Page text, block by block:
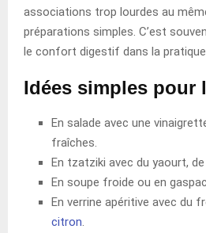
associations trop lourdes au
préparations simples. C’est
le confort digestif dans la pratique.
Idées simples pour
En salade avec une
fraîches.
En tzatziki avec du yaourt, de
En soupe froide ou en
En verrine apéritive avec du
citron